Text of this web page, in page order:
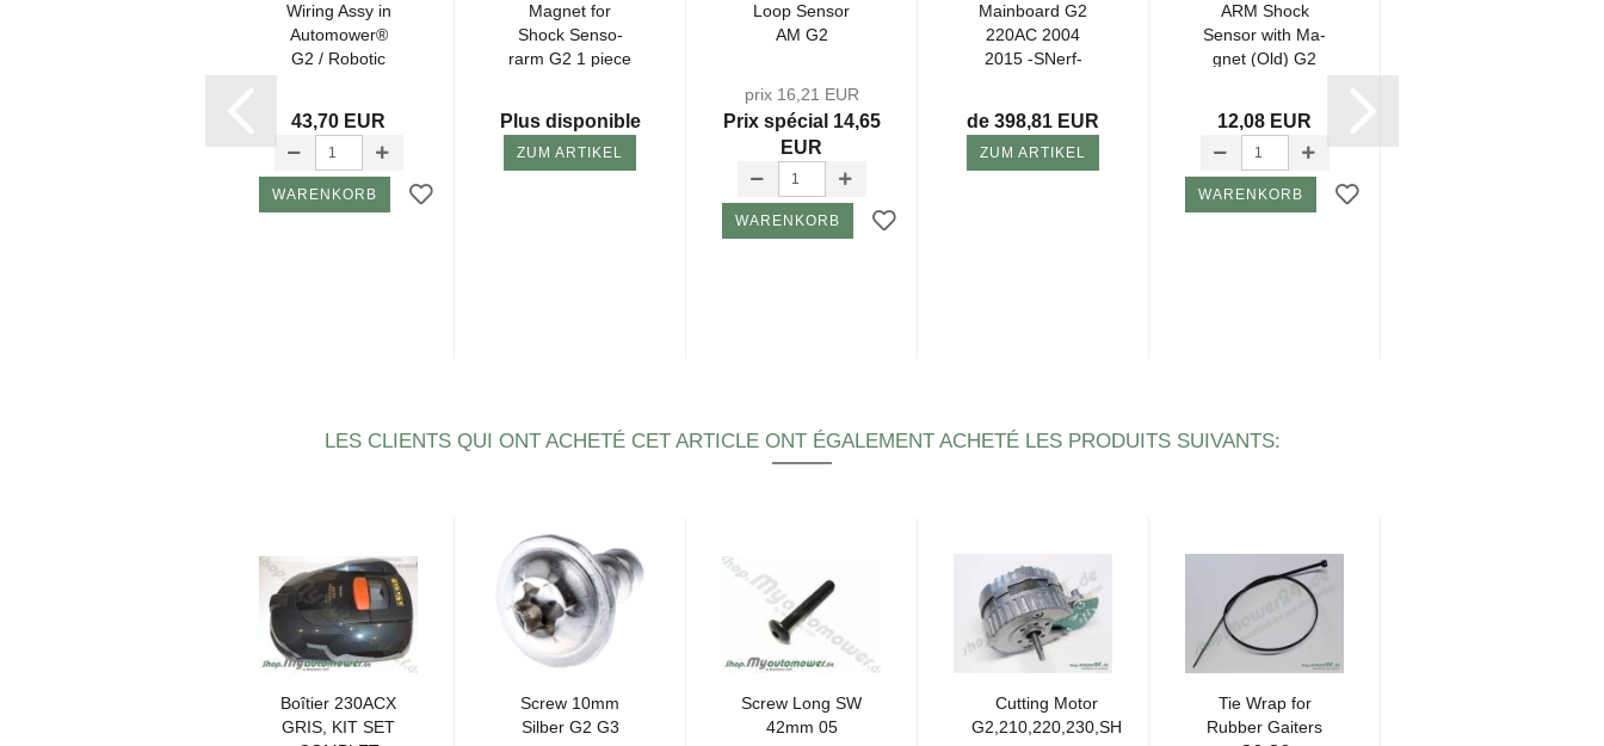
Wi­ring Assy in
Au­to­mo­wer®
G2 / Ro­bo­tic
43,70 EUR
WARENKORB
Ma­gnet for
Shock Sen­so­
rarm G2 1 piece
Plus disponible
ZUM ARTIKEL
Loop Sen­sor
AM G2
prix 16,21 EUR
Prix ​​spécial 14,65
EUR
WARENKORB
Main­board G2
220AC 2004
2015 -​SNerf-​
de 398,81 EUR
ZUM ARTIKEL
ARM Shock
Sen­sor with Ma­
gnet (Old) G2
12,08 EUR
WARENKORB
LES CLIENTS QUI ONT ACHETÉ CET ARTICLE ONT ÉGALEMENT ACHETÉ LES PRODUITS SUIVANTS:
Boî­tier 230ACX
GRIS, KIT SET
Screw 10mm
Sil­ber G2 G3
Screw Long SW
42mm 05
Cut­ting Motor
G2,210,220,230,SH
Tie Wrap for
Rub­ber Gai­ters